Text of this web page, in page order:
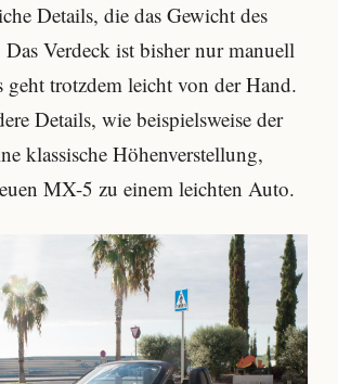
Details, die das Gewicht des
Verdeck ist bisher nur manuell
geht trotzdem leicht von der Hand.
Details, wie beispielsweise der
klassische Höhenverstellung,
MX-5 zu einem leichten Auto.